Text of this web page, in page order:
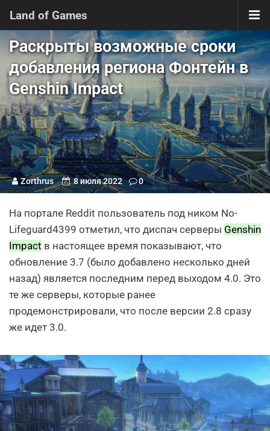
Land of Games
Раскрыты возможные сроки
добавления региона Фонтейн в
Genshin Impact
Zorthrus 8 июля 2022 0
На портале Reddit пользователь под ником No-
Lifeguard4399 отметил, что диспач серверы Genshin
Impact в настоящее время показывают, что
обновление 3.7 (было добавлено несколько дней
назад) является последним перед выходом 4.0. Это
те же серверы, которые ранее
продемонстрировали, что после версии 2.8 сразу
же идет 3.0.